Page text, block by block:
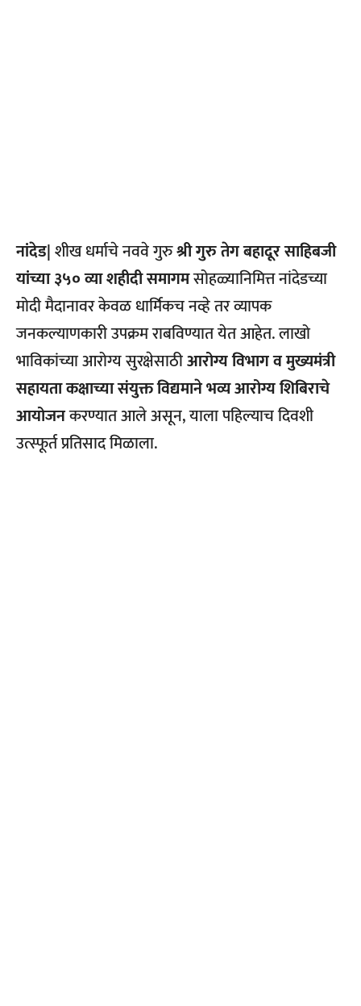
नांदेड|शीख धर्माचे नववे गुरुश्री गुरु तेग बहादूर साहिबजी
यांच्या ३५० व्या शहीदी समागमसोहळ्यानिमित्त नांदेडच्या
मोदी मैदानावर केवळ धार्मिकच नव्हे तर व्यापक
जनकल्याणकारी उपक्रम राबविण्यात येत आहेत. लाखो
भाविकांच्या आरोग्य सुरक्षेसाठीआरोग्य विभाग व मुख्यमंत्री
सहायता कक्षाच्या संयुक्त विद्यमाने भव्य आरोग्य शिबिराचे
आयोजनकरण्यात आले असून, याला पहिल्याच दिवशी
उत्स्फूर्त प्रतिसाद मिळाला.